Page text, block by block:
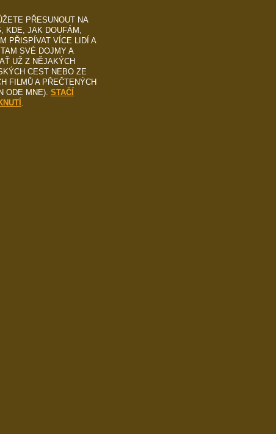
PŘESUNOUT NA
KDE, JAK DOUFÁM,
PŘISPÍVAT VÍCE LIDÍ A
SVÉ DOJMY A
UŽ Z NĚJAKÝCH
CEST NEBO ZE
FILMŮ A PŘEČTENÝCH
ODE MNE). STAČÍ
.